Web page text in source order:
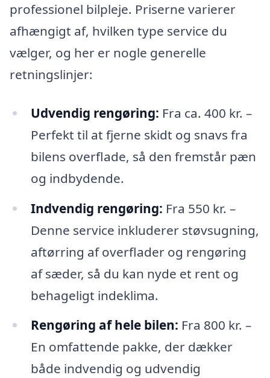
professionel bilpleje. Priserne varierer
afhængigt af, hvilken type service du
vælger, og her er nogle generelle
retningslinjer:
Udvendig rengøring: Fra ca. 400 kr. –
Perfekt til at fjerne skidt og snavs fra
bilens overflade, så den fremstår pæn
og indbydende.
Indvendig rengøring: Fra 550 kr. –
Denne service inkluderer støvsugning,
aftørring af overflader og rengøring
af sæder, så du kan nyde et rent og
behageligt indeklima.
Rengøring af hele bilen: Fra 800 kr. –
En omfattende pakke, der dækker
både indvendig og udvendig